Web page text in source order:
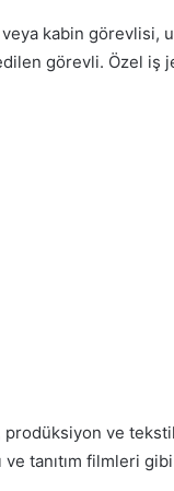
kabin görevlisi,
görevli. Özel iş
prodüksiyon ve
tanıtım filmleri